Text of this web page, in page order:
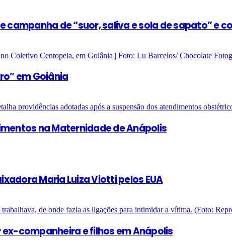
campanha de “suor, saliva e sola de sapato” e
em Goiânia
na Maternidade de Anápolis
Maria Luiza Viotti pelos EUA
companheira e filhos em Anápolis